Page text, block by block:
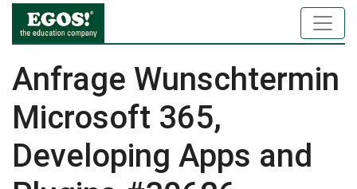
Anfrage Wunschtermin
Microsoft 365,
Developing Apps and